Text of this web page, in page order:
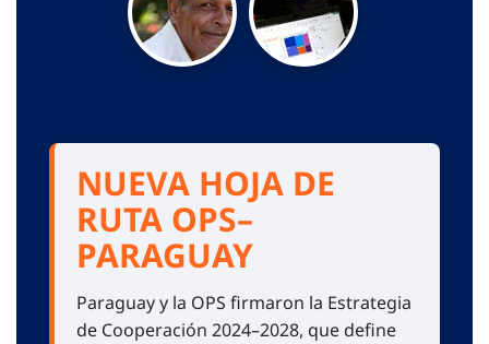
NUEVA HOJA DE
RUTA OPS–
PARAGUAY
Paraguay y la OPS firmaron la Estrategia
de Cooperación 2024–2028, que define